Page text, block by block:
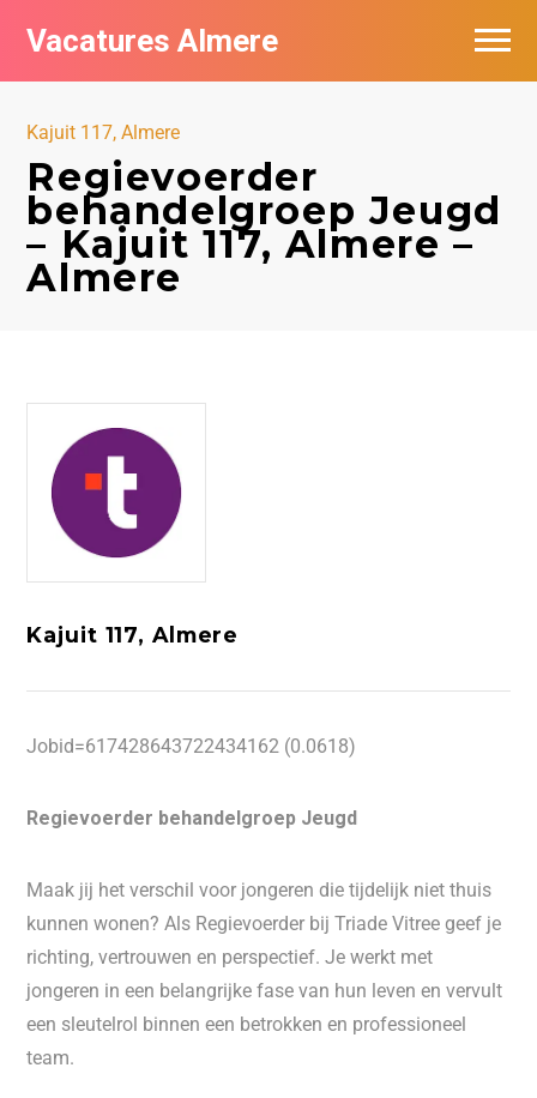
Vacatures Almere
Kajuit 117, Almere
Regievoerder
behandelgroep Jeugd
– Kajuit 117, Almere –
Almere
Kajuit 117, Almere
Jobid=617428643722434162 (0.0618)
Regievoerder behandelgroep Jeugd
Maak jij het verschil voor jongeren die tijdelijk niet thuis
kunnen wonen? Als Regievoerder bij Triade Vitree geef je
richting, vertrouwen en perspectief. Je werkt met
jongeren in een belangrijke fase van hun leven en vervult
een sleutelrol binnen een betrokken en professioneel
team.
Vacatures per bedrijf
De populairste vacatures in Almere
Nieuwsbrief feed